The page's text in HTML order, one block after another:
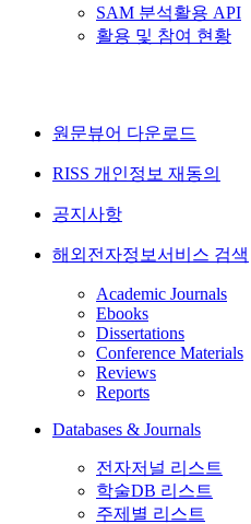
SAM 분석활용 API
활용 및 참여 현황
원문뷰어 다운로드
RISS 개인정보 재동의
공지사항
해외전자정보서비스 검색
Academic Journals
Ebooks
Dissertations
Conference Materials
Reviews
Reports
Databases & Journals
전자저널 리스트
학술DB 리스트
주제별 리스트